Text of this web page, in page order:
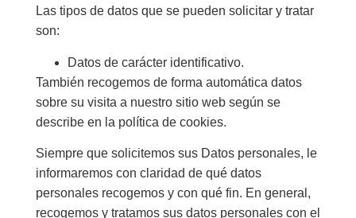
Las tipos de datos que se pueden solicitar y tratar
son:
Datos de carácter identificativo.
También recogemos de forma automática datos
sobre su visita a nuestro sitio web según se
describe en la política de cookies.
Siempre que solicitemos sus Datos personales, le
informaremos con claridad de qué datos
personales recogemos y con qué fin. En general,
recogemos y tratamos sus datos personales con el